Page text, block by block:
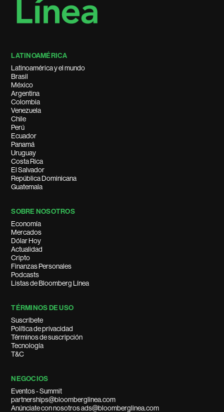
LATINOAMÉRICA
Latinoamérica y el mundo
Brasil
México
Argentina
Colombia
Venezuela
Chile
Perú
Ecuador
Panamá
Uruguay
Costa Rica
El Salvador
República Dominicana
Guatemala
SOBRE NOSOTROS
Economía
Mercados
Dólar Hoy
Actualidad
Cripto
Finanzas Personales
Podcasts
Listas de Bloomberg Línea
TÉRMINOS DE USO
Suscríbete
Política de privacidad
Términos de suscripción
Tecnología
T&C
NEGOCIOS
Eventos - Summit
partnerships@bloomberglinea.com
Anúnciate con nosotros ads@bloomberglinea.com